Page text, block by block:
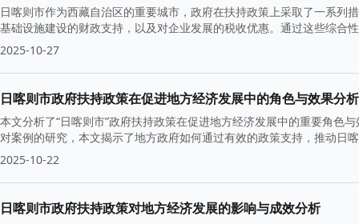
日喀则市作为西藏自治区的重要城市，政府在扶持政策上采取了一系
基础设施建设的财政支持，以及对企业发展的税收优惠。通过这些综合
2025-10-27
日喀则市政府扶持政策在促进地方经济发展中的角色与效果分析
本文分析了“日喀则市”政府扶持政策在促进地方经济发展中的重要角色
对案例的研究，本文揭示了地方政府如何通过有效的政策支持，推动日
2025-10-22
日喀则市政府扶持政策对地方经济发展的影响与成效分析